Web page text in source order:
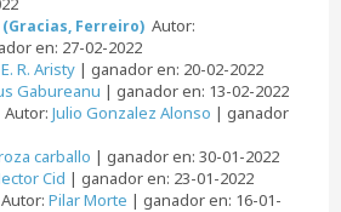
Ferreiro) Autor:
en: 27-02-2022
E. R. Aristy | ganador en: 20-02-2022
Gabureanu | ganador en: 13-02-2022
Autor: Julio Gonzalez Alonso | ganador
carballo | ganador en: 30-01-2022
Cid | ganador en: 23-01-2022
Autor: Pilar Morte | ganador en: 16-01-